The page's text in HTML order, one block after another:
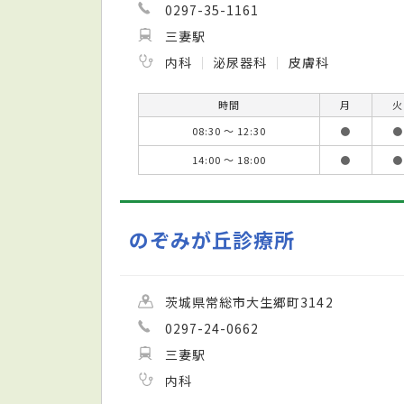
0297-35-1161
三妻駅
内科
泌尿器科 皮膚科
時間 月 火
08:30 ～ 12:30
● ●
14:00 ～ 18:00
● ●
のぞみが丘診療所
茨城県常総市大生郷町3142
0297-24-0662
三妻駅
内科